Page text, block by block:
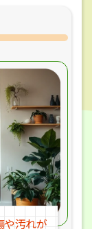
や汚れが